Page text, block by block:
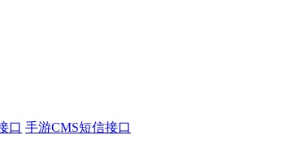
口 手游CMS短信接口